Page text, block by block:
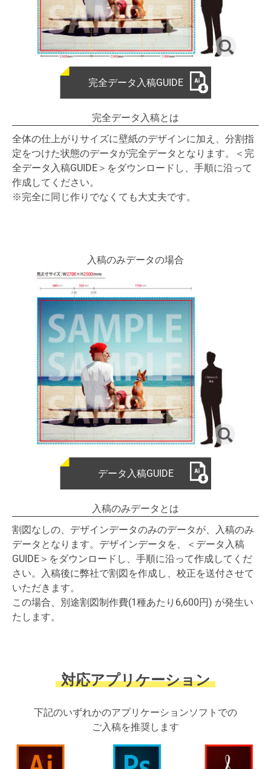
完全データ入稿GUIDE
完全データ入稿とは
全体の仕上がりサイズに壁紙のデザインに加え、分割指
定をつけた状態のデータが完全データとなります。＜完
全データ入稿GUIDE＞をダウンロードし、手順に沿って
作成してください。
※完全に同じ作りでなくても大丈夫です。
入稿のみデータの場合
データ入稿GUIDE
入稿のみデータとは
割図なしの、デザインデータのみのデータが、入稿のみ
データとなります。デザインデータを、＜データ入稿
GUIDE＞をダウンロードし、手順に沿って作成してくだ
さい。入稿後に弊社で割図を作成し、校正を送付させて
いただきます。
この場合、別途割図制作費(1種あたり 6,600円) が発生い
たします。
対応アプリケーション
下記のいずれかのアプリケーションソフトでの
ご入稿を推奨します